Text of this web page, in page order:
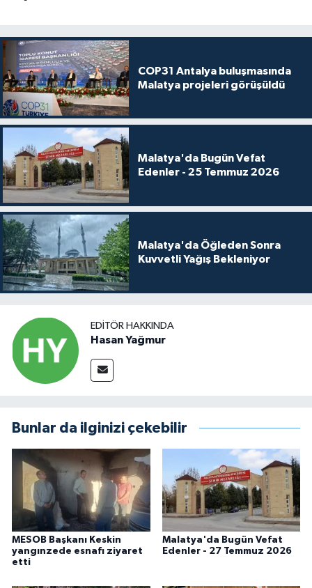
COP31 Antalya buluşmasında
Malatya projeleri görüşüldü
Malatya'da Bugün Vefat
Edenler - 25 Temmuz 2026
Malatya'da Öğleden Sonra
Kuvvetli Yağış Bekleniyor
EDITÖR HAKKINDA
Hasan Yağmur
Bunlar da ilginizi çekebilir
MESOB Başkanı Keskin
yangınzede esnafı ziyaret
etti
Malatya'da Bugün Vefat
Edenler - 27 Temmuz 2026